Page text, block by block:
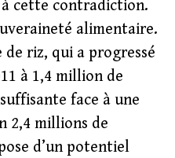
cette contradiction.
alimentaire.
riz, qui a progressé
à 1,4 million de
face à une
2,4 millions de
d’un potentiel